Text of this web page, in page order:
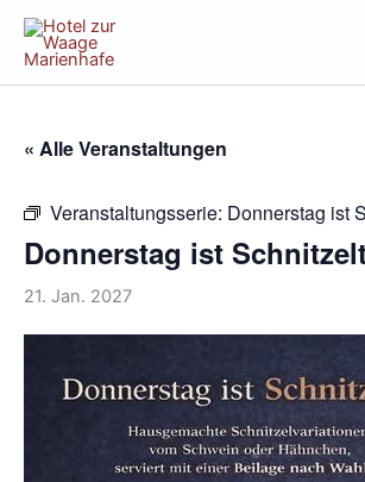
Zum
Inhalt
springen
« Alle Veranstaltungen
Veranstaltungsserie: Donnerstag ist
Donnerstag ist
21. Jan. 2027